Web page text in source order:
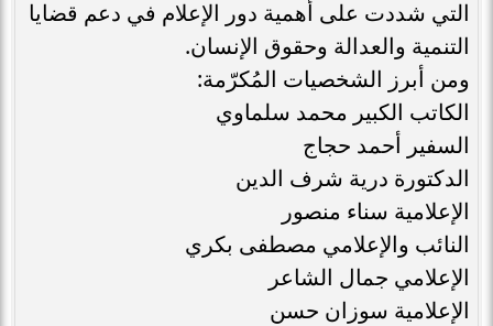
التي شددت على أهمية دور الإعلام في دعم قضايا
التنمية والعدالة وحقوق الإنسان.
ومن أبرز الشخصيات المُكرّمة:
الكاتب الكبير محمد سلماوي
السفير أحمد حجاج
الدكتورة درية شرف الدين
الإعلامية سناء منصور
النائب والإعلامي مصطفى بكري
الإعلامي جمال الشاعر
الإعلامية سوزان حسن